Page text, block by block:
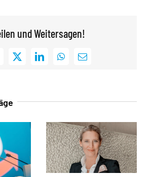
und Weitersagen!
X LinkedInWhatsApp
E-